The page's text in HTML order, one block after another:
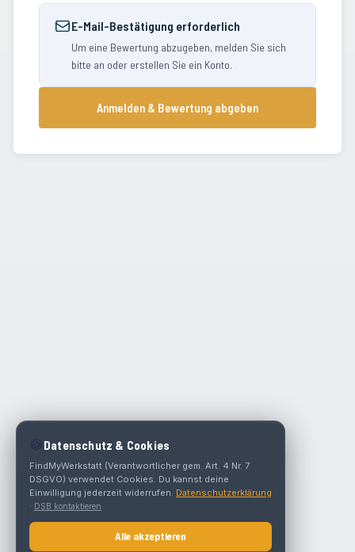
E-Mail-Bestätigung erforderlich
Um eine Bewertung abzugeben, melden Sie sich
bitte an oder erstellen Sie ein Konto.
Anmelden & Bewertung abgeben
🍪 Datenschutz & Cookies
FindMyWerkstatt (Verantwortlicher gem. Art. 4 Nr. 7
DSGVO) verwendet Cookies. Du kannst deine
Einwilligung jederzeit widerrufen. Datenschutzerklärung
· DSB kontaktieren
Alle akzeptieren